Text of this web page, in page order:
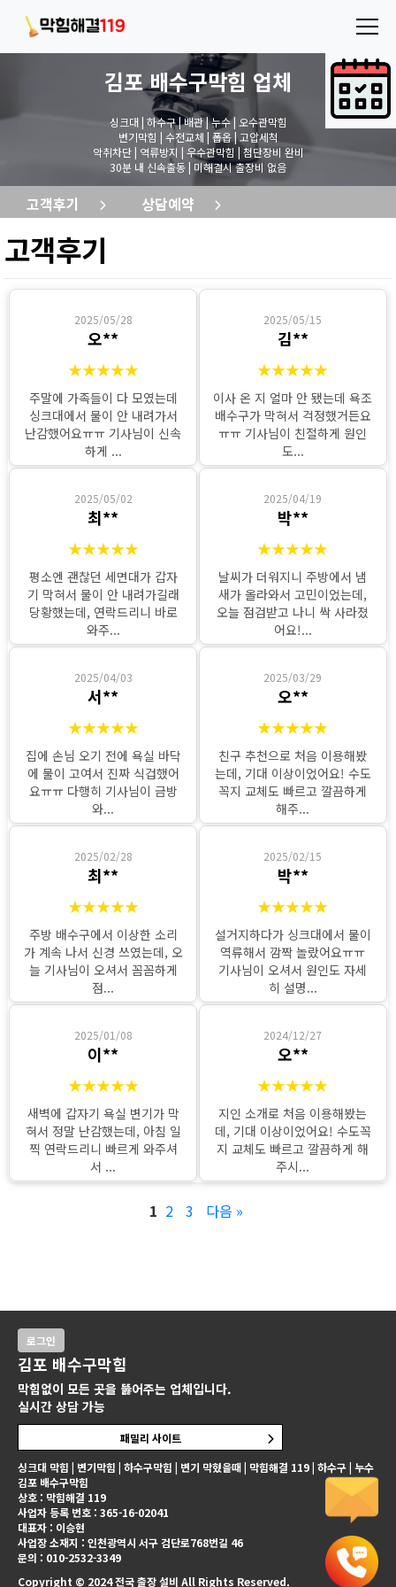
김포 배수구막힘 업체
싱크대 | 하수구 | 배관 | 누수 | 오수관막힘
변기막힘 | 수전교체 | 폽옵 | 고압세척
악취차단 | 역류방지 | 우수관막힘 | 첨단장비 완비
30분 내 신속출동 | 미해결시 출장비 없음
고객후기 상담예약
고객후기
2025/05/28
오**
★★★★★
주말에 가족들이 다 모였는데
싱크대에서 물이 안 내려가서
난감했어요ㅠㅠ 기사님이 신속
하게 ...
2025/05/15
김**
★★★★★
이사 온 지 얼마 안 됐는데 욕조
배수구가 막혀서 걱정했거든요
ㅠㅠ 기사님이 친절하게 원인
도...
2025/05/02
최**
★★★★★
평소엔 괜찮던 세면대가 갑자
기 막혀서 물이 안 내려가길래
당황했는데, 연락드리니 바로
와주...
2025/04/19
박**
★★★★★
날씨가 더워지니 주방에서 냄
새가 올라와서 고민이었는데,
오늘 점검받고 나니 싹 사라졌
어요!...
2025/04/03
서**
★★★★★
집에 손님 오기 전에 욕실 바닥
에 물이 고여서 진짜 식겁했어
요ㅠㅠ 다행히 기사님이 금방
와...
2025/03/29
오**
★★★★★
친구 추천으로 처음 이용해봤
는데, 기대 이상이었어요! 수도
꼭지 교체도 빠르고 깔끔하게
해주...
2025/02/28
최**
★★★★★
주방 배수구에서 이상한 소리
가 계속 나서 신경 쓰였는데, 오
늘 기사님이 오셔서 꼼꼼하게
점...
2025/02/15
박**
★★★★★
설거지하다가 싱크대에서 물이
역류해서 깜짝 놀랐어요ㅠㅠ
기사님이 오셔서 원인도 자세
히 설명...
2025/01/08
이**
★★★★★
새벽에 갑자기 욕실 변기가 막
혀서 정말 난감했는데, 아침 일
찍 연락드리니 빠르게 와주셔
서 ...
2024/12/27
오**
★★★★★
지인 소개로 처음 이용해봤는
데, 기대 이상이었어요! 수도꼭
지 교체도 빠르고 깔끔하게 해
주시...
1 2 3 다음 »
싱크대 막힘 | 변기막힘 | 하수구막힘 | 변기 막혔을때 | 막힘해결 119 | 하수구 | 누수
김포 배수구막힘
상호 : 막힘해결 119
사업자 등록 번호 : 365-16-02041
대표자 : 이승현
사업장 소재지 : 인천광역시 서구 검단로768번길 46
문의 : 010-2532-3349
Copyright © 2024 전국 출장 설비 All Rights Reserved.
로그인
김포 배수구막힘
막힘없이 모든 곳을 뚫어주는 업체입니다.
실시간 상담 가능
패밀리 사이트